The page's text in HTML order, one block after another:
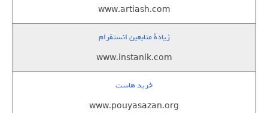
www.artiash.com
زيادة متابعين انستقرام
www.instanik.com
خرید هاست
www.pouyasazan.org